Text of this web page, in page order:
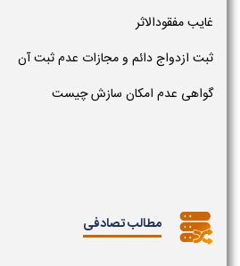
غایب مفقودالاثر
ثبت ازدواج دائم و مجازات عدم ثبت آن
گواهی عدم امکان سازش چیست
مطالب تصادفی